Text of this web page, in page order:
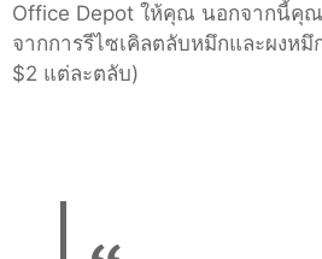
Office Depot ให้คุณ นอกจากนี้คุณ
จากการรีไซเคิลตลับหมึกและผงหมึ
$2 แต่ละตลับ)